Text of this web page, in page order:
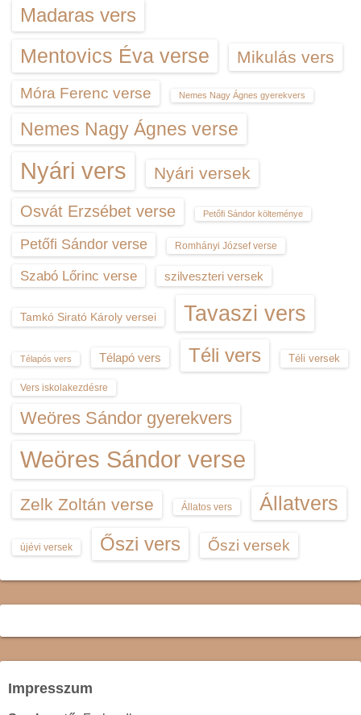
Madaras vers
Mentovics Éva verse Mikulás vers
Móra Ferenc verse Nemes Nagy Ágnes gyerekvers
Nemes Nagy Ágnes verse
Nyári vers Nyári versek
Osvát Erzsébet verse Petőfi Sándor költeménye
Petőfi Sándor verse Romhányi József verse
Szabó Lőrinc verse szilveszteri versek
Tamkó Sirató Károly versei Tavaszi vers
Télapós vers Télapó vers Téli vers Téli versek
Vers iskolakezdésre
Weöres Sándor gyerekvers
Weöres Sándor verse
Zelk Zoltán verse Állatos vers Állatvers
újévi versek Őszi vers Őszi versek
Impresszum